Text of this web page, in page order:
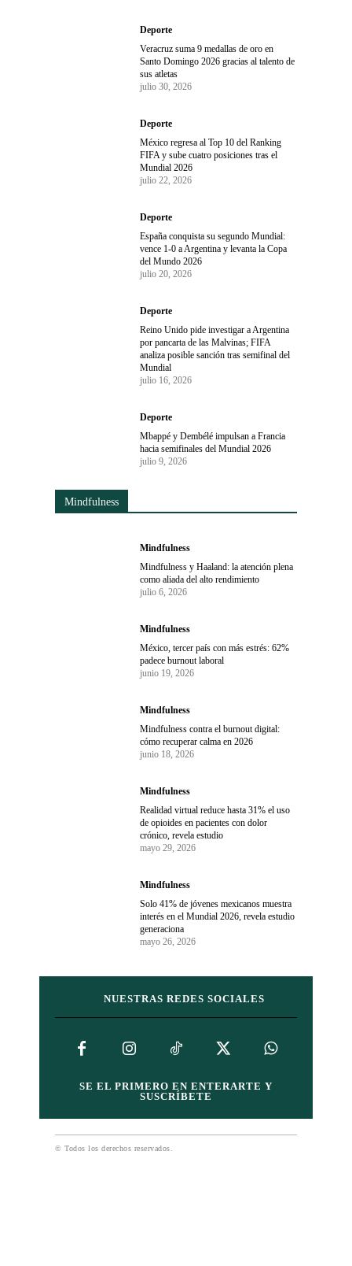
Deporte
Veracruz suma 9 medallas de oro en
Santo Domingo 2026 gracias al talento de
sus atletas
julio 30, 2026
Deporte
México regresa al Top 10 del Ranking
FIFA y sube cuatro posiciones tras el
Mundial 2026
julio 22, 2026
Deporte
España conquista su segundo Mundial:
vence 1-0 a Argentina y levanta la Copa
del Mundo 2026
julio 20, 2026
Deporte
Reino Unido pide investigar a Argentina
por pancarta de las Malvinas; FIFA
analiza posible sanción tras semifinal del
Mundial
julio 16, 2026
Deporte
Mbappé y Dembélé impulsan a Francia
hacia semifinales del Mundial 2026
julio 9, 2026
Mindfulness
Mindfulness
Mindfulness y Haaland: la atención plena
como aliada del alto rendimiento
julio 6, 2026
Mindfulness
México, tercer país con más estrés: 62%
padece burnout laboral
junio 19, 2026
Mindfulness
Mindfulness contra el burnout digital:
cómo recuperar calma en 2026
junio 18, 2026
Mindfulness
Realidad virtual reduce hasta 31% el uso
de opioides en pacientes con dolor
crónico, revela estudio
mayo 29, 2026
Mindfulness
Solo 41% de jóvenes mexicanos muestra
interés en el Mundial 2026, revela estudio
generaciona
mayo 26, 2026
NUESTRAS REDES SOCIALES
SE EL PRIMERO EN ENTERARTE Y
SUSCRÍBETE
© Todos los derechos reservados.